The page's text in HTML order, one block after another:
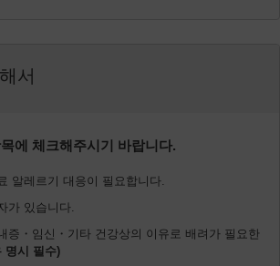
서
에 체크해주시기 바랍니다.
알레르기 대응이 필요합니다.
가 있습니다.
증・임신・기타 건강상의 이유로 배려가 필요한